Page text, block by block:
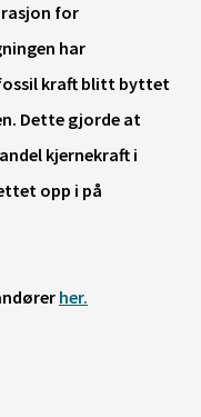
for
har
kraft blitt byttet
Dette gjorde at
kjernekraft i
opp i på
her.